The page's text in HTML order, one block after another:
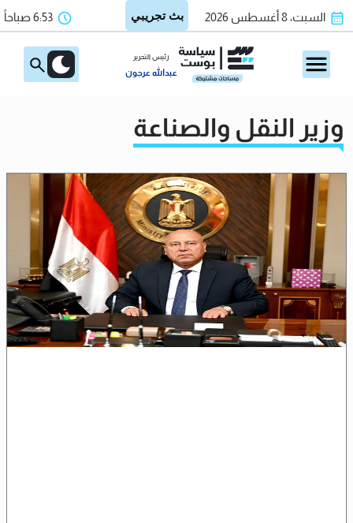
السبت، 8 أغسطس 2026 6:53 صباحاً
رئيس التحرير
عبدالله عرجون
وزير النقل والصناعة